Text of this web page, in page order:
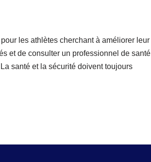
les athlètes cherchant à améliorer leur
et de consulter un professionnel de santé
santé et la sécurité doivent toujours